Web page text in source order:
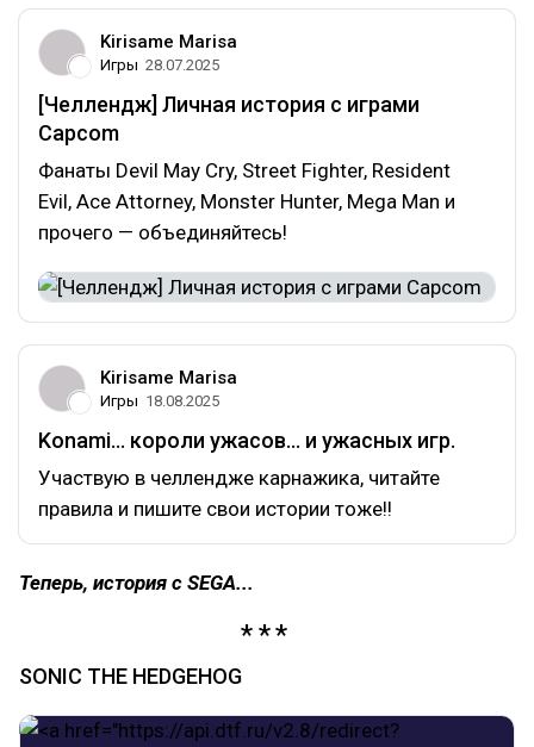
Kirisame Marisa
Игры 28.07.2025
[Челлендж] Личная история с играми
Capcom
Фанаты Devil May Cry, Street Fighter, Resident
Evil, Ace Attorney, Monster Hunter, Mega Man и
прочего — объединяйтесь!
Kirisame Marisa
Игры 18.08.2025
Konami... короли ужасов... и ужасных игр.
Участвую в челлендже карнажика, читайте
правила и пишите свои истории тоже!!
Теперь, история с SEGA...
SONIC THE HEDGEHOG